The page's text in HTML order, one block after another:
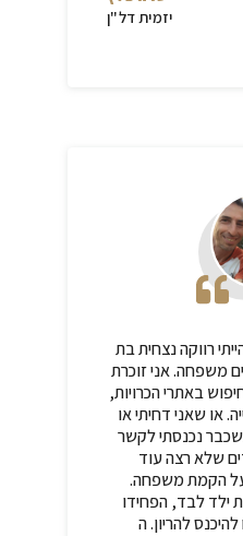
יזמית דל"ן
רווקה נצחית בת
משפחה. אני זוכרת
באתרי הכרויות,
או שאני דחיתי או
נכנסתי לקשר
שלא רצה עוד
על הקמת משפחה.
ילד לבד, הפחידו
להריון. ה